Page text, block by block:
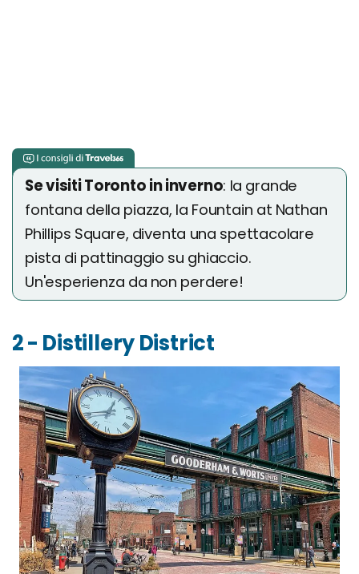
Se visiti Toronto in inverno: la grande
fontana della piazza, la Fountain at Nathan
Phillips Square, diventa una spettacolare
pista di pattinaggio su ghiaccio.
Un'esperienza da non perdere!
2 - Distillery District